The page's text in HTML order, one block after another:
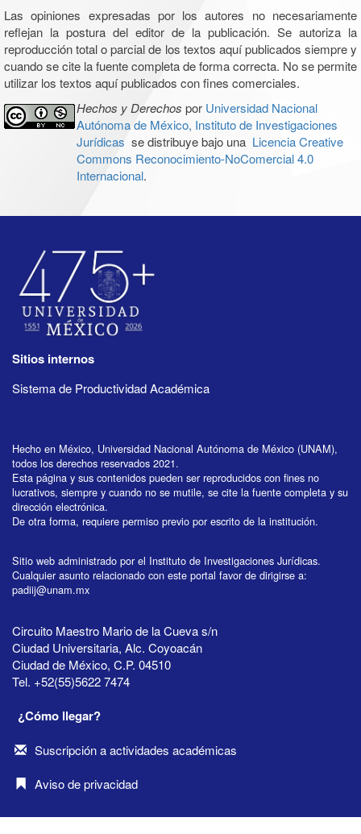
Las opiniones expresadas por los autores no necesariamente
reflejan la postura del editor de la publicación. Se autoriza la
reproducción total o parcial de los textos aquí publicados siempre y
cuando se cite la fuente completa de forma correcta. No se permite
utilizar los textos aquí publicados con fines comerciales.
Hechos y Derechos por Universidad Nacional
Autónoma de México, Instituto de Investigaciones
Jurídicas se distribuye bajo una Licencia Creative
Commons Reconocimiento-NoComercial 4.0
Internacional.
Sitios internos
Sistema de Productividad Académica
Hecho en México, Universidad Nacional Autónoma de México (UNAM),
todos los derechos reservados 2021.
Esta página y sus contenidos pueden ser reproducidos con fines no
lucrativos, siempre y cuando no se mutile, se cite la fuente completa y su
dirección electrónica.
De otra forma, requiere permiso previo por escrito de la institución.
Sitio web administrado por el Instituto de Investigaciones Jurídicas.
Cualquier asunto relacionado con este portal favor de dirigirse a:
padiij@unam.mx
Circuito Maestro Mario de la Cueva s/n
Ciudad Universitaria, Alc. Coyoacán
Ciudad de México, C.P. 04510
Tel. +52(55)5622 7474
¿Cómo llegar?
Suscripción a actividades académicas
Aviso de privacidad